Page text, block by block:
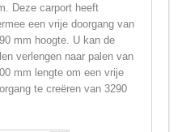
Deze carport heeft
een vrije doorgang van
mm hoogte. U kan de
verlengen naar palen van
mm lengte om een vrije
te creëren van 3290